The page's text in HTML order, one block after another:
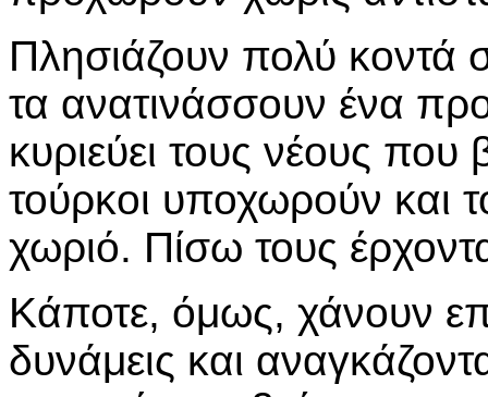
Πλησιάζουν πολύ κοντά
τα ανατινάσσουν ένα
κυριεύει τους νέους
τούρκοι υποχωρούν και
χωριό. Πίσω τους
Κάποτε, όμως, χάνουν
δυνάμεις και